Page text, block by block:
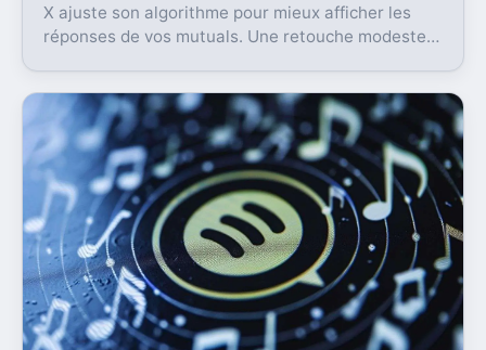
X ajuste son algorithme pour mieux afficher les
réponses de vos mutuals. Une retouche modeste